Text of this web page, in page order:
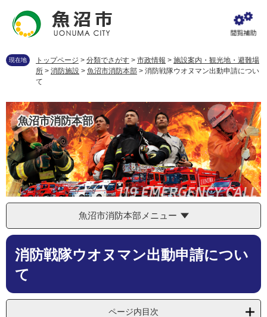
先
。
を
て
本
文
へ
現在地 トップページ > 分類でさがす > 市政情報 > 施設案内・観光地・避難場
所 > 消防施設 > 魚沼市消防本部 > 消防戦隊ウオヌマン出動申請につい
て
魚沼市消防本部
魚沼市消防本部メニュー
本
消防戦隊ウオヌマン出動申請につい
て
ページ内目次